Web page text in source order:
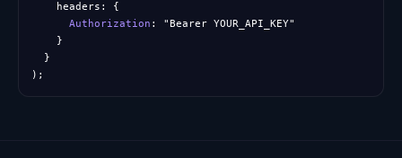
headers: {
Authorization : "Bearer YOUR_API_KEY"
}
}
);